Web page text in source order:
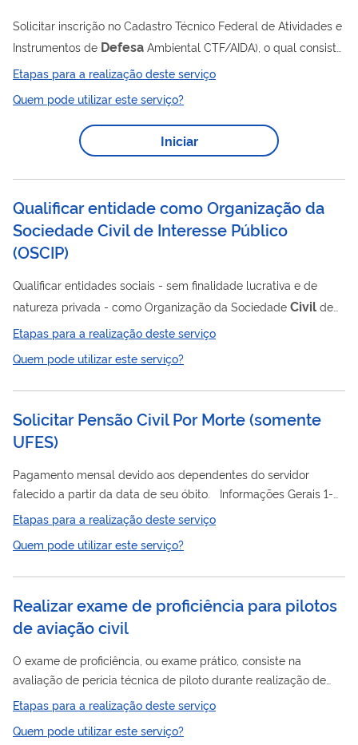
Solicitar inscrição no Cadastro Técnico Federal de Atividades e
Instrumentos de Defesa Ambiental CTF/AIDA), o qual consiste
no registro obrigatório de pessoas físicas e jurídicas que se
dediquem à prestação de serviços e consultoria de problemas
ecológicos ou ambientais, bem como à elaboração do projeto,
fabricação, comercialização, instalação ou manutenção de
equipamentos, aparelhos e instrumentos destinados ao
Etapas para a realização deste serviço
Quem pode utilizar este serviço?
Iniciar
Qualificar entidade como Organização da
Sociedade Civil de Interesse Público
(OSCIP)
Qualificar entidades sociais - sem finalidade lucrativa e de
natureza privada - como Organização da Sociedade Civil de
Interesse Público (OSCIP), com a finalidade, única e exclusiva,
de celebrar Termo de Parceria com o Poder Público, desde
que constituída no Brasil e se encontre em funcionamento
pela Lei nº 9.790/99 e Decreto nº 3.100/99.
Etapas para a realização deste serviço
Quem pode utilizar este serviço?
Solicitar Pensão Civil Por Morte (somente
UFES)
Pagamento mensal devido aos dependentes do servidor
falecido a partir da data de seu óbito. Informações Gerais 1-
São beneficiários da pensão: a. o cônjuge; b. o cônjuge
divorciado ou separado judicialmente ou de fato, com
percepção de pensão alimentícia estabelecida judicialmente;
comprovem dependência econômica do servidor; e. os filhos
de qualquer...
Etapas para a realização deste serviço
Quem pode utilizar este serviço?
Realizar exame de proficiência para pilotos
de aviação civil
O exame de proficiência, ou exame prático, consiste na
avaliação de perícia técnica de piloto durante realização de
voo em aeronave, FFS (Full Flight Simulator) ou em
combinação de aeronave e FTD (Flight Training Device). É
etapa necessária para fins de concessão de licenças,
Etapas para a realização deste serviço
Quem pode utilizar este serviço?